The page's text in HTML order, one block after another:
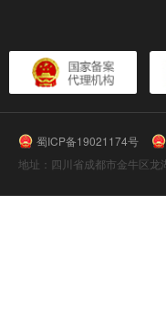
蜀ICP备19021174号
地址：四川省成都市金牛区